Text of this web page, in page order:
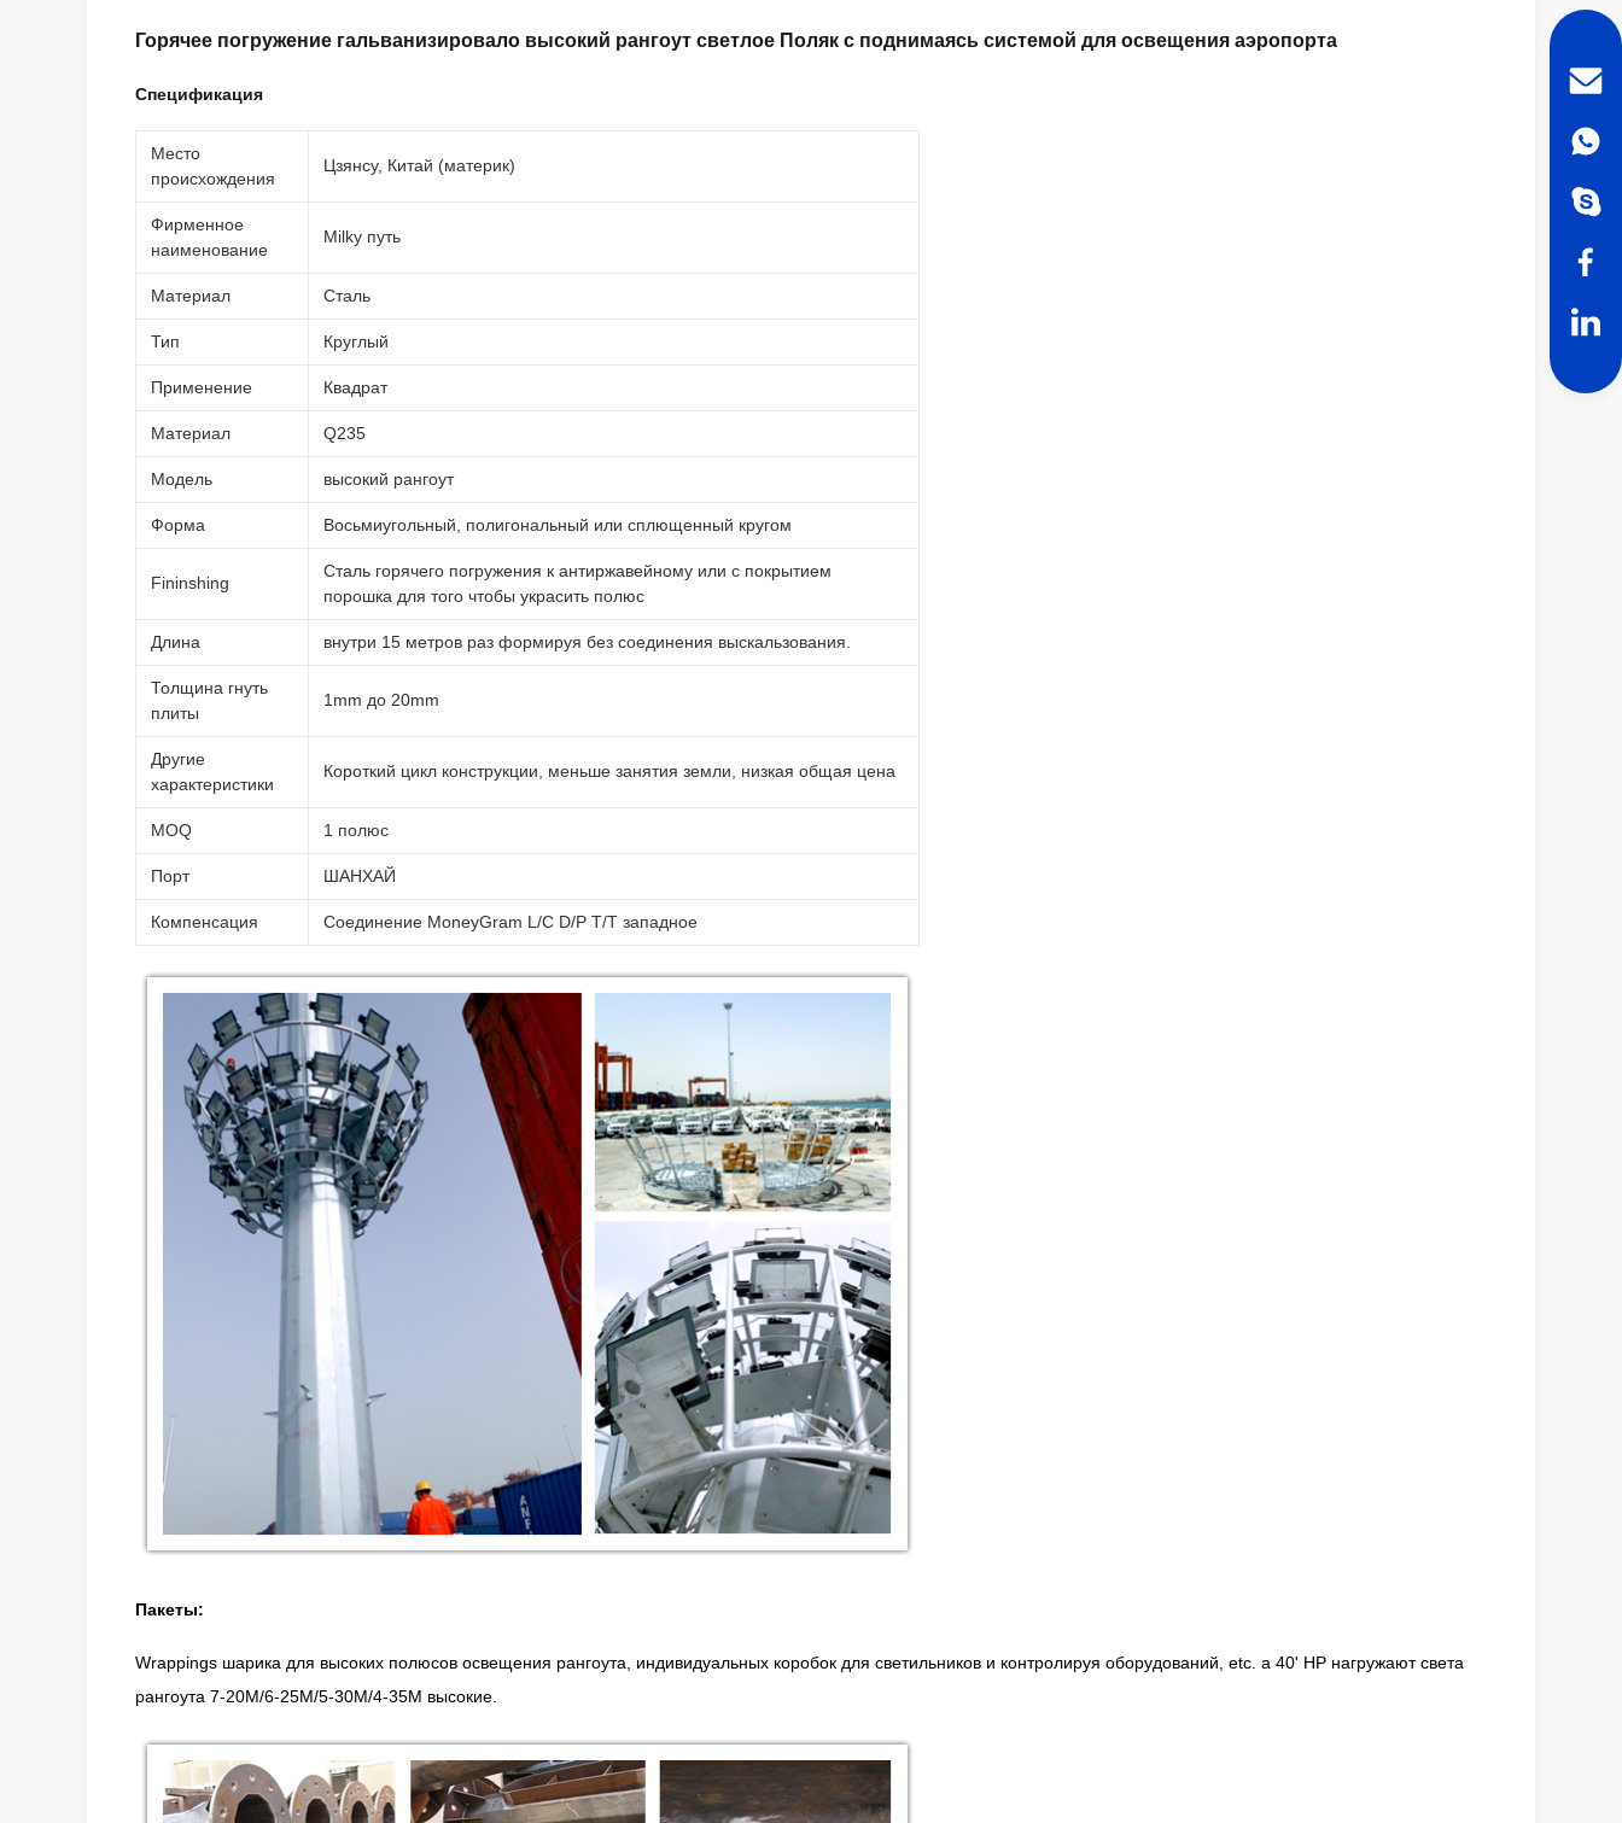
Горячее погружение гальванизировало высокий рангоут светлое Поляк с поднимаясь системой для освещения аэропорта
Спецификация
Место
происхождения
Цзянсу, Китай (материк)
Фирменное
наименование
Milky путь
Материал Сталь
Тип Круглый
Применение Квадрат
Материал Q235
Модель высокий рангоут
Форма Восьмиугольный, полигональный или сплющенный кругом
Fininshing
Сталь горячего погружения к антиржавейному или с покрытием
порошка для того чтобы украсить полюс
Длина внутри 15 метров раз формируя без соединения выскальзования.
Толщина гнуть
плиты
1mm до 20mm
Другие
характеристики
Короткий цикл конструкции, меньше занятия земли, низкая общая цена
MOQ 1 полюс
Порт ШАНХАЙ
Компенсация Соединение MoneyGram L/C D/P T/T западное
Пакеты:
Wrappings шарика для высоких полюсов освещения рангоута, индивидуальных коробок для светильников и контролируя оборудований, etc. a 40' HP нагружают света
рангоута 7-20M/6-25M/5-30M/4-35M высокие.